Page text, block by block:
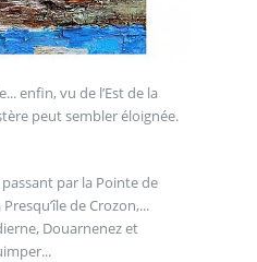
enfin, vu de l’Est de la
peut sembler éloignée.
par la Pointe de
de Crozon,...
Douarnenez et